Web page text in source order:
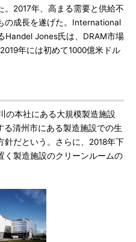
。2017年、高まる需要と供給不
の成長を遂げた。International
Handel Jones氏は、DRAM市場
年には初めて1000億米ドル
本社にある大規模製造施設
る清州市にある製造施設での生
針だという。さらに、2018年下
く製造施設のクリーンルームの